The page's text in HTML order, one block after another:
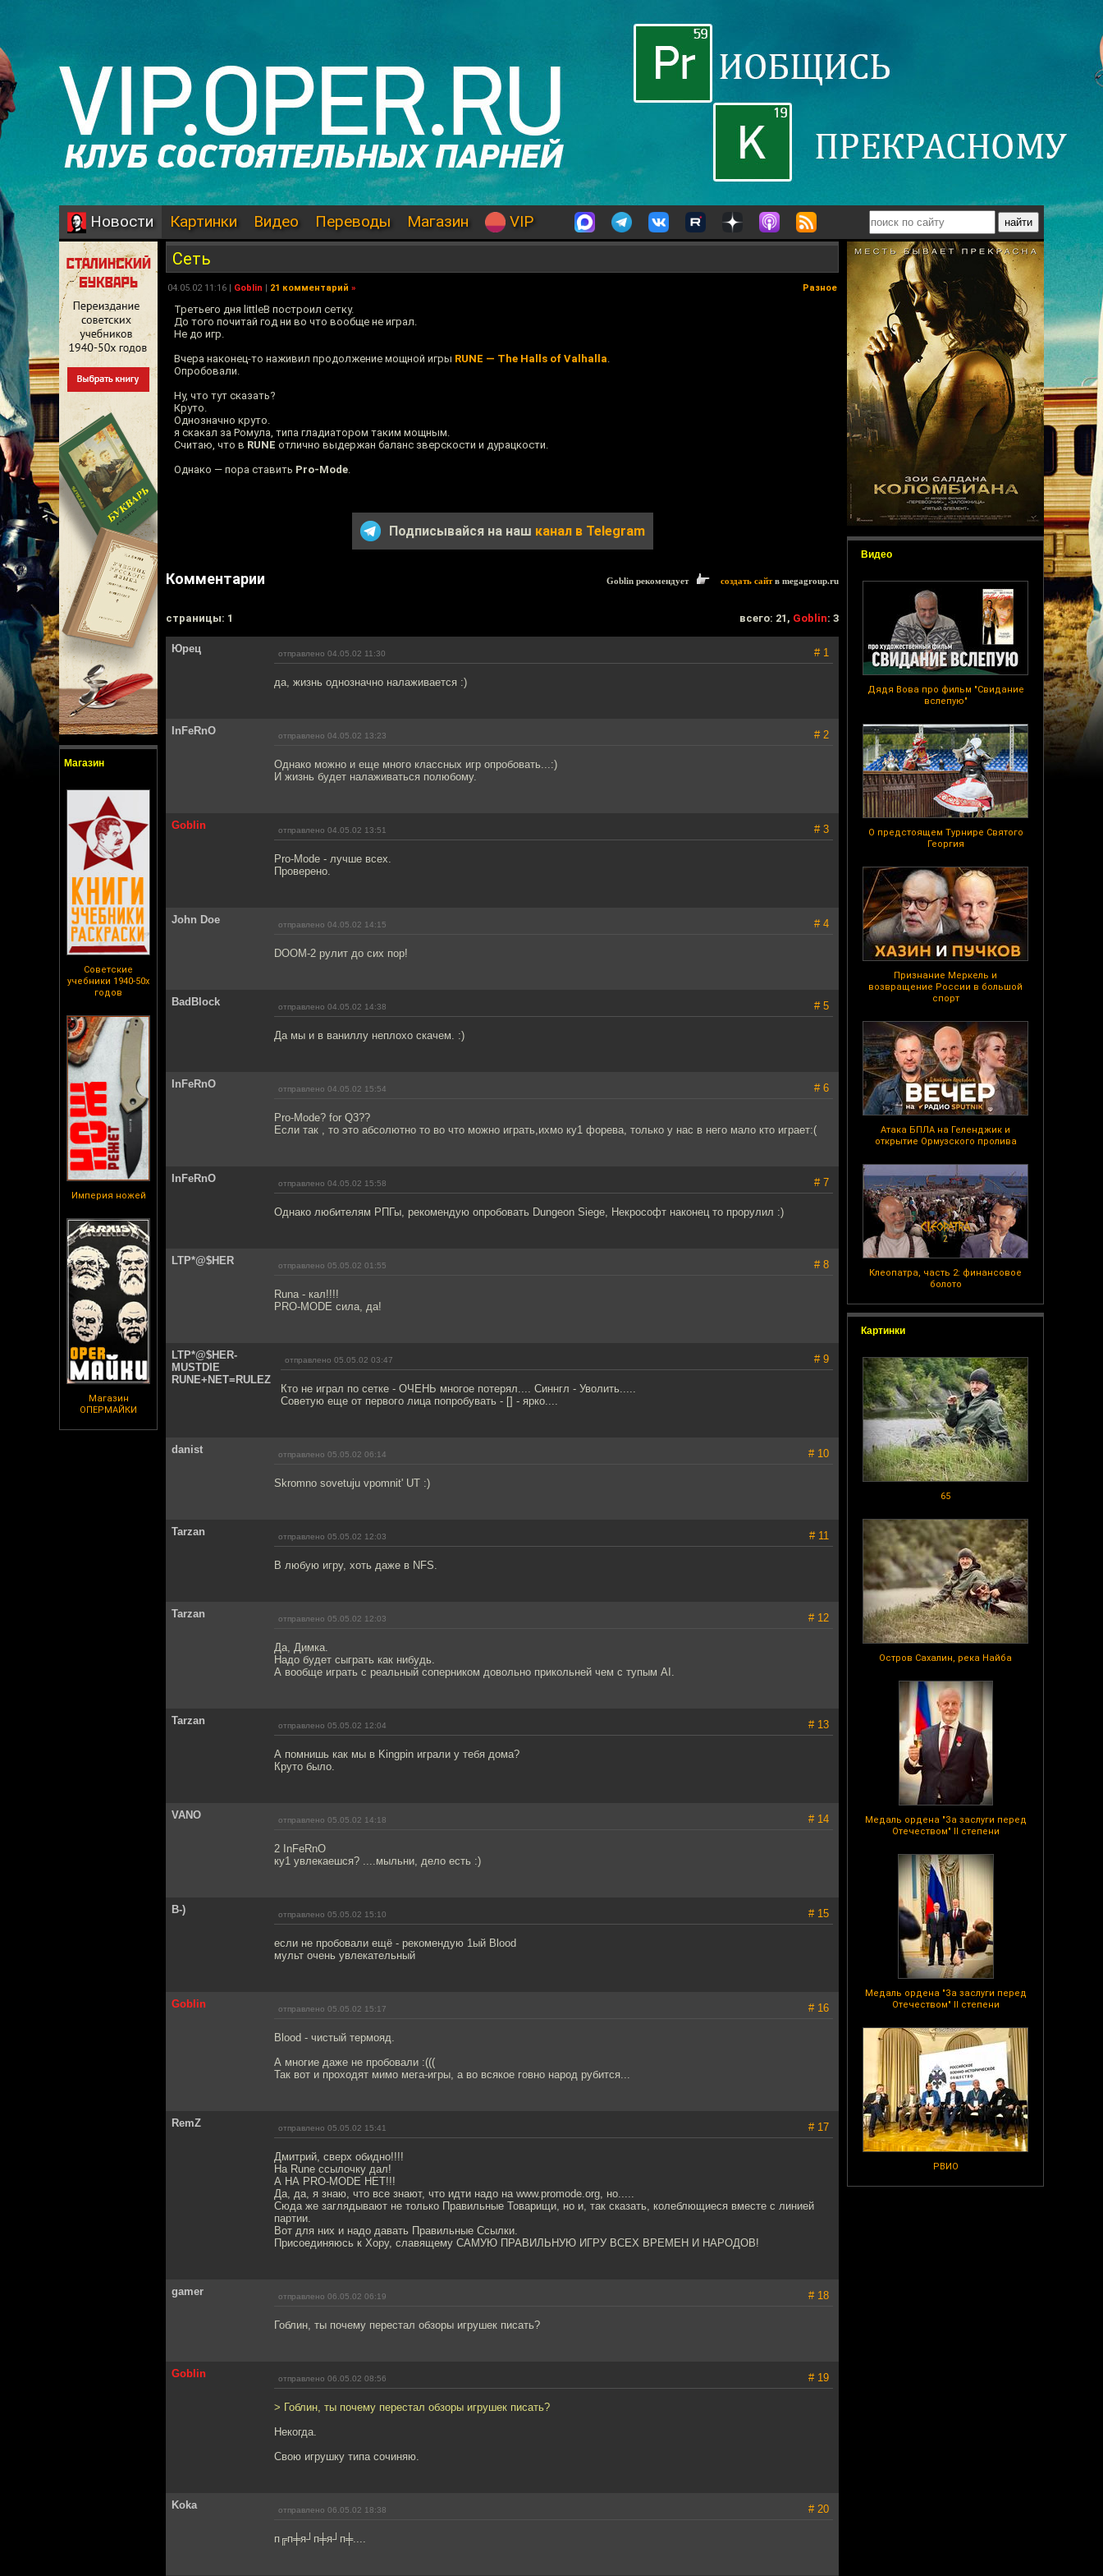
Новости Картинки Видео Переводы Магазин VIP
Магазин
Советские
учебники 1940-50х
годов
Империя ножей
Магазин
ОПЕРМАЙКИ
Видео
Дядя Вова про фильм "Свидание
вслепую"
О предстоящем Турнире Святого
Георгия
Признание Меркель и
возвращение России в большой
спорт
Атака БПЛА на Геленджик и
открытие Ормузского пролива
Клеопатра, часть 2: финансовое
болото
Картинки
65
Остров Сахалин, река Найба
Медаль ордена "За заслуги перед
Отечеством" II степени
Медаль ордена "За заслуги перед
Отечеством" II степени
РВИО
Сеть
04.05.02 11:16 | Goblin | 21 комментарий » Разное
Третьего дня littleB построил сетку.
До того почитай год ни во что вообще не играл.
Не до игр.
Вчера наконец-то наживил продолжение мощной игры RUNE — The Halls of Valhalla.
Опробовали.
Ну, что тут сказать?
Круто.
Однозначно круто.
я скакал за Ромула, типа гладиатором таким мощным.
Считаю, что в RUNE отлично выдержан баланс зверскости и дурацкости.
Однако — пора ставить Pro-Mode.
Подписывайся на наш канал в Telegram
Комментарии Goblin рекомендует создать сайтв megagroup.ru
cтраницы: 1 всего: 21, Goblin: 3
Юрец отправлено 04.05.02 11:30 # 1
да, жизнь однозначно налаживается :)
InFeRnO отправлено 04.05.02 13:23 # 2
Однако можно и еще много классных игр опробовать...:)
И жизнь будет налаживаться полюбому.
Goblin отправлено 04.05.02 13:51 # 3
Pro-Mode - лучше всех.
Проверено.
John Doe отправлено 04.05.02 14:15 # 4
DOOM-2 рулит до сих пор!
BadBlock отправлено 04.05.02 14:38 # 5
Да мы и в ваниллу неплохо скачем. :)
InFeRnO отправлено 04.05.02 15:54 # 6
Pro-Mode? for Q3??
Если так , то это абсолютно то во что можно играть,ихмо ку1 форева, только у нас в него мало кто играет:(
InFeRnO отправлено 04.05.02 15:58 # 7
Однако любителям РПГы, рекомендую опробовать Dungeon Siege, Некрософт наконец то прорулил :)
LTP*@$HER отправлено 05.05.02 01:55 # 8
Runa - кал!!!!
PRO-MODE сила, да!
LTP*@$HER-
MUSTDIE
RUNE+NET=RULEZ
отправлено 05.05.02 03:47 # 9
Кто не играл по сетке - ОЧЕНЬ многое потерял.... Синнгл - Уволить.....
Советую еще от первого лица попробувать - [] - ярко....
danist отправлено 05.05.02 06:14 # 10
Skromno sovetuju vpomnit' UT :)
Tarzan отправлено 05.05.02 12:03 # 11
В любую игру, хоть даже в NFS.
Tarzan отправлено 05.05.02 12:03 # 12
Да, Димка.
Надо будет сыграть как нибудь.
А вообще играть с реальный соперником довольно прикольней чем с тупым AI.
Tarzan отправлено 05.05.02 12:04 # 13
А помнишь как мы в Kingpin играли у тебя дома?
Круто было.
VANO отправлено 05.05.02 14:18 # 14
2 InFeRnO
ку1 увлекаешся? ....мыльни, дело есть :)
B-) отправлено 05.05.02 15:10 # 15
если не пробовали ещё - рекомендую 1ый Blood
мульт очень увлекательный
Goblin отправлено 05.05.02 15:17 # 16
Blood - чистый термояд.
А многие даже не пробовали :(((
Так вот и проходят мимо мега-игры, а во всякое говно народ рубится...
RemZ отправлено 05.05.02 15:41 # 17
Дмитрий, сверх обидно!!!!
На Rune ссылочку дал!
А НА PRO-MODE НЕТ!!!
Да, да, я знаю, что все знают, что идти надо на www.promode.org, но.....
Сюда же заглядывают не только Правильные Товарищи, но и, так сказать, колеблющиеся вместе с линией
партии.
Вот для них и надо давать Правильные Ссылки.
Присоединяюсь к Хору, славящему САМУЮ ПРАВИЛЬНУЮ ИГРУ ВСЕХ ВРЕМЕН И НАРОДОВ!
gamer отправлено 06.05.02 06:19 # 18
Гоблин, ты почему перестал обзоры игрушек писать?
Goblin отправлено 06.05.02 08:56 # 19
> Гоблин, ты почему перестал обзоры игрушек писать?
Некогда.
Свою игрушку типа сочиняю.
Koka отправлено 06.05.02 18:38 # 20
п╔п╪я┘п╪я┘п╪....